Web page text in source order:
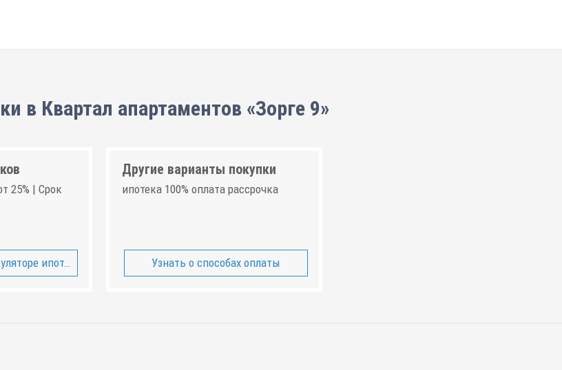
в Квартал апартаментов «Зорге 9»
25% | Срок
ипотеки
Другие варианты покупки
ипотека 100% оплата рассрочка
Узнать о способах оплаты